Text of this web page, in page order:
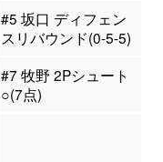
#5 坂口 ディフェン
スリバウンド(0-5-5)
#7 牧野 2Pシュート
○(7点)